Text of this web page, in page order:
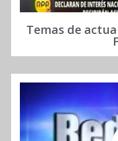
Temas de